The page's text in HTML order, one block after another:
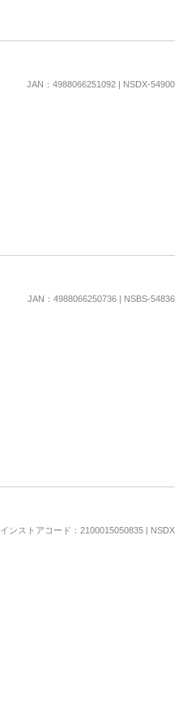
JAN：4988066251092 | NSDX-54900
JAN：4988066250736 | NSBS-54836
インストアコード：2100015050835 | NSDX